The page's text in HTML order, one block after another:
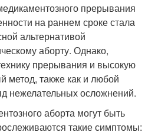
прерывания
на раннем сроке стала
альтернативой
аборту. Однако,
прерывания и высокую
метод, также как и любой
нежелательных осложнений.
аборта могут быть
такие симптомы: